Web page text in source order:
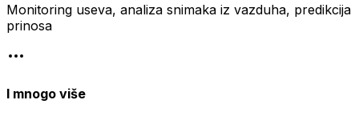
Monitoring useva, analiza snimaka iz vazduha, predikcija
prinosa
I mnogo više